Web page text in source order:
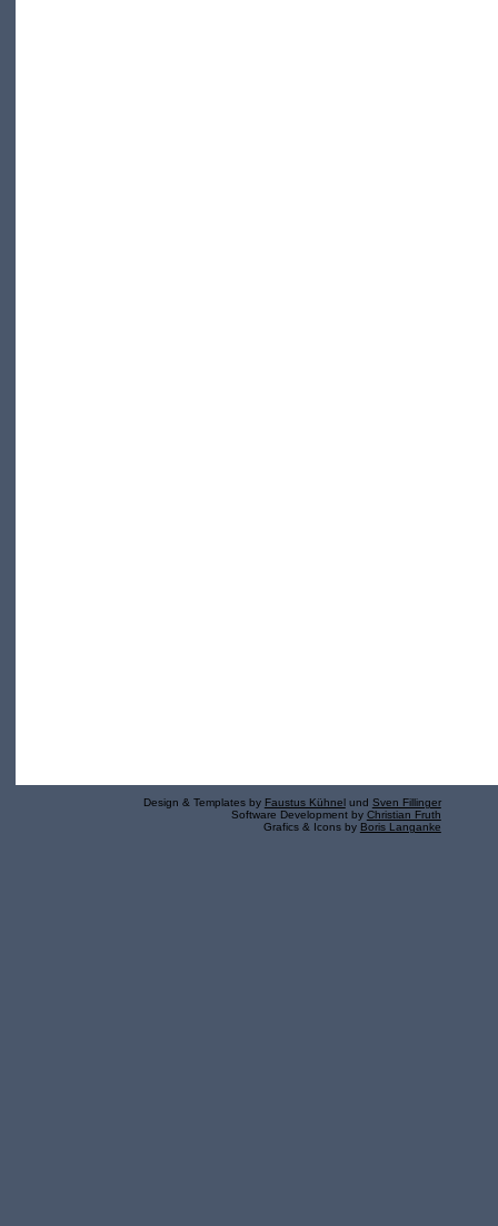
Design & Templates by Faustus Kühnel und Sven Fillinger
Software Development by Christian Fruth
Grafics & Icons by Boris Langanke